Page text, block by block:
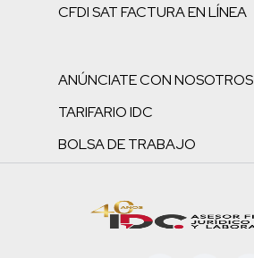
CFDI SAT FACTURA EN LÍNEA
ANÚNCIATE CON NOSOTROS
TARIFARIO IDC
BOLSA DE TRABAJO